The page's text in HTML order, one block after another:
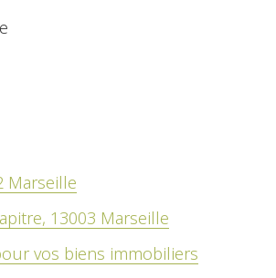
Marseille
13003 Marseille
vos biens immobiliers